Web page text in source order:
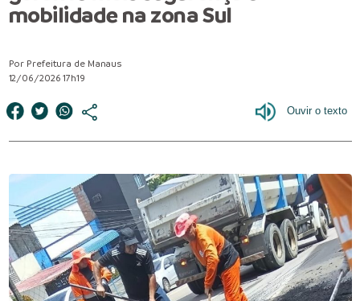
mobilidade na zona Sul
Por Prefeitura de Manaus
12/06/2026 17h19